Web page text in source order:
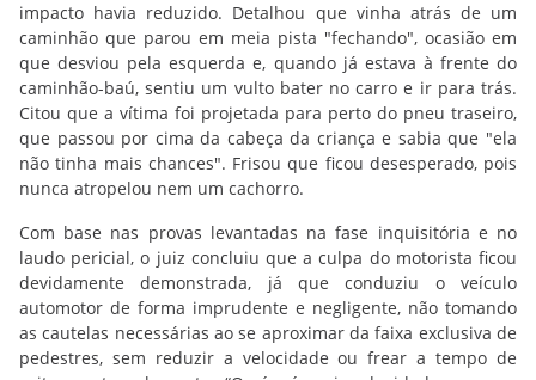
impacto havia reduzido. Detalhou que vinha atrás de um
caminhão que parou em meia pista "fechando", ocasião em
que desviou pela esquerda e, quando já estava à frente do
caminhão-baú, sentiu um vulto bater no carro e ir para trás.
Citou que a vítima foi projetada para perto do pneu traseiro,
que passou por cima da cabeça da criança e sabia que "ela
não tinha mais chances". Frisou que ficou desesperado, pois
nunca atropelou nem um cachorro.
Com base nas provas levantadas na fase inquisitória e no
laudo pericial, o juiz concluiu que a culpa do motorista ficou
devidamente demonstrada, já que conduziu o veículo
automotor de forma imprudente e negligente, não tomando
as cautelas necessárias ao se aproximar da faixa exclusiva de
pedestres, sem reduzir a velocidade ou frear a tempo de